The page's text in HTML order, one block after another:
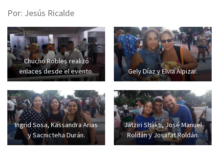
Por: Jesús Ricalde
Chucho Robles realizó
enlaces desde el evento.
Gely Díaz y Elvia Alpizar.
Ingrid Sosa, Kassandra Arias
y Sacnicteha Durán.
Jatziri Shakti, José Manuel
Roldán y Josafat Roldán.